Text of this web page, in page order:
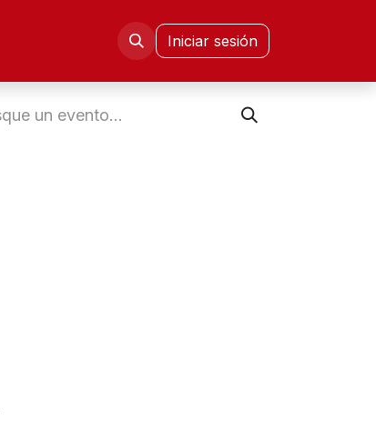
Congresos CISETDIniciar sesión